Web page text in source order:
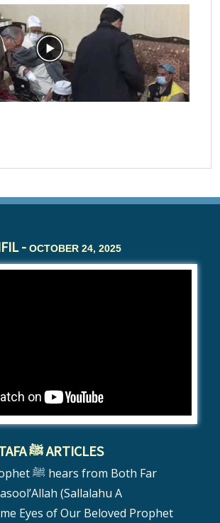
- OCTOBER 24, 2025
SHAN E MUSTAFA ﷺ ARTICLES
The Holy Prophet ﷺ hears from Both Far
(Sallalahu A
Eyes of Our Beloved Prophet